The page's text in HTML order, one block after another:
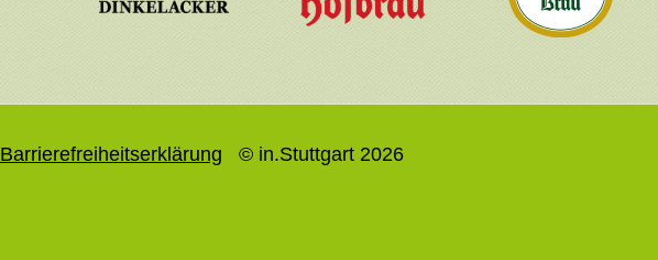
Barrierefreiheitserklärung © in.Stuttgart 2026